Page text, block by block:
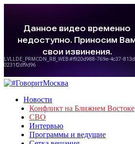
Новости
Конфликт на Ближнем Востоке
СВО
Интервью
Программы и ведущие